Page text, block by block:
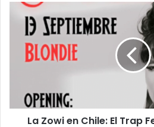
La Zowi en Chile: El Trap